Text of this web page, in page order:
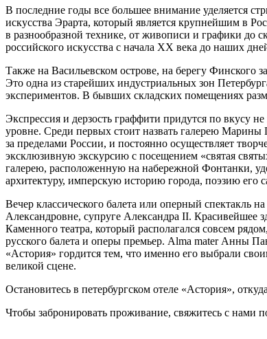
В последние годы все большее внимание уделяется
искусства Эрарта, который является крупнейшим в
в разнообразной технике, от живописи и графики до
российского искусства с начала ХХ века до наших
Также на Васильевском острове, на берегу Финского
Это одна из старейших индустриальных зон
экспериментов. В бывших складских помещениях
Экспрессия и дерзость граффити придутся по вкусу
уровне. Среди первых стоит назвать галерею
за пределами России, и постоянно осуществляет
эксклюзивную экскурсию с посещением «святая
галерею, расположенную на набережной Фонтанки,
архитектуру, имперскую историю города, поэзию его
Вечер классического балета или оперный спектакль
Александровне, супруге Александра II. Красивейшее
Каменного театра, который располагался совсем
русского балета и оперы премьер. Alma mater Анны
«Астория» гордится тем, что именно его выбрали
великой сцене.
Остановитесь в петербургском отеле «Астория»,
Чтобы забронировать проживание, свяжитесь с нами